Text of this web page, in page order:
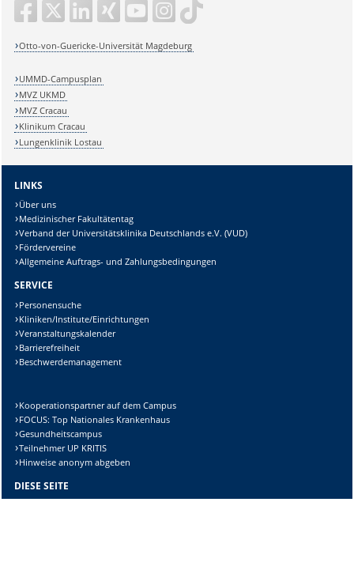
Otto-von-Guericke-Universität Magdeburg
UMMD-Campusplan
MVZ UKMD
MVZ Cracau
Klinikum Cracau
Lungenklinik Lostau
LINKS
Über uns
Medizinischer Fakultätentag
Verband der Universitätsklinika Deutschlands e.V. (VUD)
Fördervereine
Allgemeine Auftrags- und Zahlungsbedingungen
SERVICE
Personensuche
Kliniken/Institute/Einrichtungen
Veranstaltungskalender
Barrierefreiheit
Beschwerdemanagement
Kooperationspartner auf dem Campus
FOCUS: Top Nationales Krankenhaus
Gesundheitscampus
Teilnehmer UP KRITIS
Hinweise anonym abgeben
DIESE SEITE